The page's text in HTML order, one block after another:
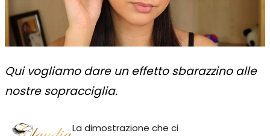
La dimostrazione che ci
Qui vogliamo dare un effetto sbarazzino alle
nostre sopracciglia.
Pettinatele verso l’altoe riempite i punti in